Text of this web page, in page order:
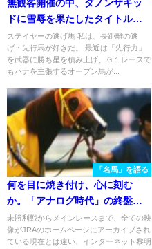
無観客開催の中、ダノンザキッ
ドに雪辱を果たしたタイトルホ
ルダー／２０２１年・弥生賞
ステイヤーの逃げ馬 私は、長距離の逃
げ・先行馬が好きだ。 最近は「先行力」
を武器に勝ち星を積み上げ、Ｇ１レースで
もハナを主張するオープン馬が...
「名馬」を語る
何を目に焼き付け、心に刻む
か。「アナログ時代」の終盤を
駆けたティコティコタックの思
い出。
未勝利戦からメインレースまで、全ての映
像がJRAのホームページにアーカイブされ
ている現在とは違い、インターネット黎明